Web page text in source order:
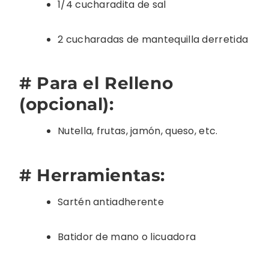
1/4 cucharadita de sal
2 cucharadas de mantequilla derretida
# Para el Relleno
(opcional):
Nutella, frutas, jamón, queso, etc.
# Herramientas:
Sartén antiadherente
Batidor de mano o licuadora